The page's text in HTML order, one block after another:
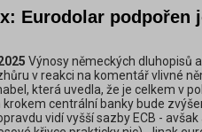
Eurodolar podpořen
Výnosy německých dluhopisů
v reakci na komentář vlivné
která uvedla, že je celkem v
centrální banky bude
vidí vyšší sazby ECB -